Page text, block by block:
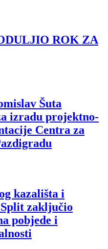
ROK ZA
Šuta
izradu projektno-
Centra za
kazališta i
zaključio
pobjede i